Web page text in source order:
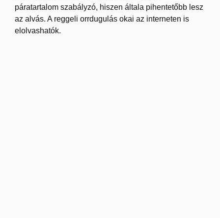
páratartalom szabályzó, hiszen általa pihentetőbb lesz
az alvás. A reggeli orrdugulás okai az interneten is
elolvashatók.